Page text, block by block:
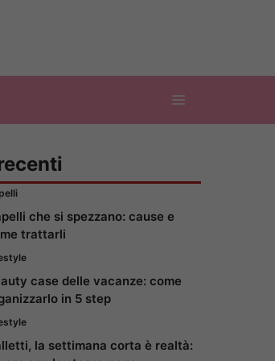
che si spezzano: cause e
trattarli
case delle vacanze: come
in 5 step
la settimana corta è realtà: